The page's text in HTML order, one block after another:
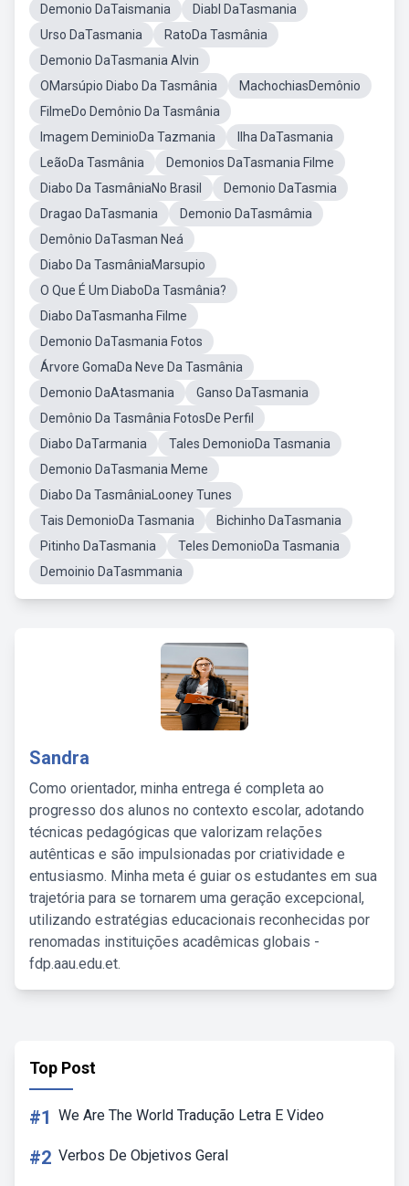
Demonio DaTaismania
Diabl DaTasmania
Urso DaTasmania
RatoDa Tasmânia
Demonio DaTasmania Alvin
OMarsúpio Diabo Da Tasmânia
MachochiasDemônio
FilmeDo Demônio Da Tasmânia
Imagem DeminioDa Tazmania
Ilha DaTasmania
LeãoDa Tasmânia
Demonios DaTasmania Filme
Diabo Da TasmâniaNo Brasil
Demonio DaTasmia
Dragao DaTasmania
Demonio DaTasmâmia
Demônio DaTasman Neá
Diabo Da TasmâniaMarsupio
O Que É Um DiaboDa Tasmânia?
Diabo DaTasmanha Filme
Demonio DaTasmania Fotos
Árvore GomaDa Neve Da Tasmânia
Demonio DaAtasmania
Ganso DaTasmania
Demônio Da Tasmânia FotosDe Perfil
Diabo DaTarmania
Tales DemonioDa Tasmania
Demonio DaTasmania Meme
Diabo Da TasmâniaLooney Tunes
Tais DemonioDa Tasmania
Bichinho DaTasmania
Pitinho DaTasmania
Teles DemonioDa Tasmania
Demoinio DaTasmmania
Sandra
Como orientador, minha entrega é completa ao
progresso dos alunos no contexto escolar, adotando
técnicas pedagógicas que valorizam relações
autênticas e são impulsionadas por criatividade e
entusiasmo. Minha meta é guiar os estudantes em sua
trajetória para se tornarem uma geração excepcional,
utilizando estratégias educacionais reconhecidas por
renomadas instituições acadêmicas globais -
fdp.aau.edu.et.
Top Post
#1 We Are The World Tradução Letra E Video
#2 Verbos De Objetivos Geral